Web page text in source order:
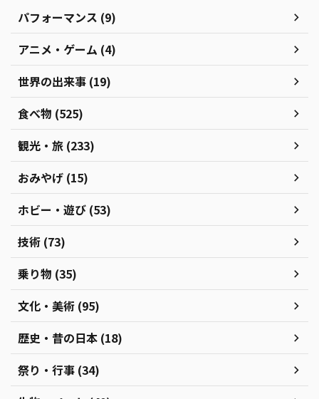
パフォーマンス (9)
アニメ・ゲーム (4)
世界の出来事 (19)
食べ物 (525)
観光・旅 (233)
おみやげ (15)
ホビー・遊び (53)
技術 (73)
乗り物 (35)
文化・美術 (95)
歴史・昔の日本 (18)
祭り・行事 (34)